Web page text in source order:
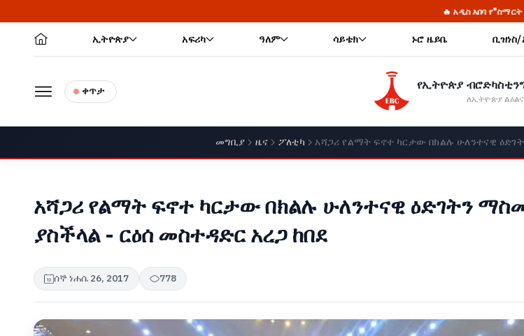
🔥 አዲስ አበባ የ"ስማርት ሲቲ" ግንባታ
ኢትዮጵያ አፍሪካ ዓለም ሳይቴክ ኑሮ ዜይቤ
ቀጥታ የኢትዮጵያ
ለኢትዮጵያ ልዕልና
መግቢያ ዜና ፖለቲካ አሻጋሪ የልማት ፍኖተ ካርታው በክልሉ ሁለንተናዊ
አሻጋሪ የልማት ፍኖተ ካርታው በክልሉ ሁለንተናዊ ዕድገትን
ያስችላል - ርዕሰ መስተዳድር አረጋ ከበደ
ሰኞ ነሐሴ 26, 2017 778